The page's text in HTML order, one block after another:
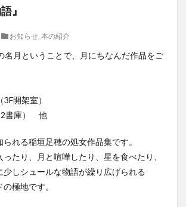
』
お知らせ, 本の紹介
名月ということで、月にちなんだ作品をご
開架室）
書庫） 他
れる稲垣足穂の処女作品集です。
ったり、月と喧嘩したり、星を食べたり、
少しシュールな物語が繰り広げられる
極地です。